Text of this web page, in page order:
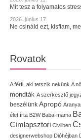
Mit tesz a folyamatos
2026. június 17.
Ne csináld ezt, kisfiam,
Rovatok
A férfi, aki tetszik nekünk A
mondták A szerkesztő
beszélünk Apropó
élet írta B2W Baba-mama
Címlapsztori Civilben
designerwebshop Dióhéjban